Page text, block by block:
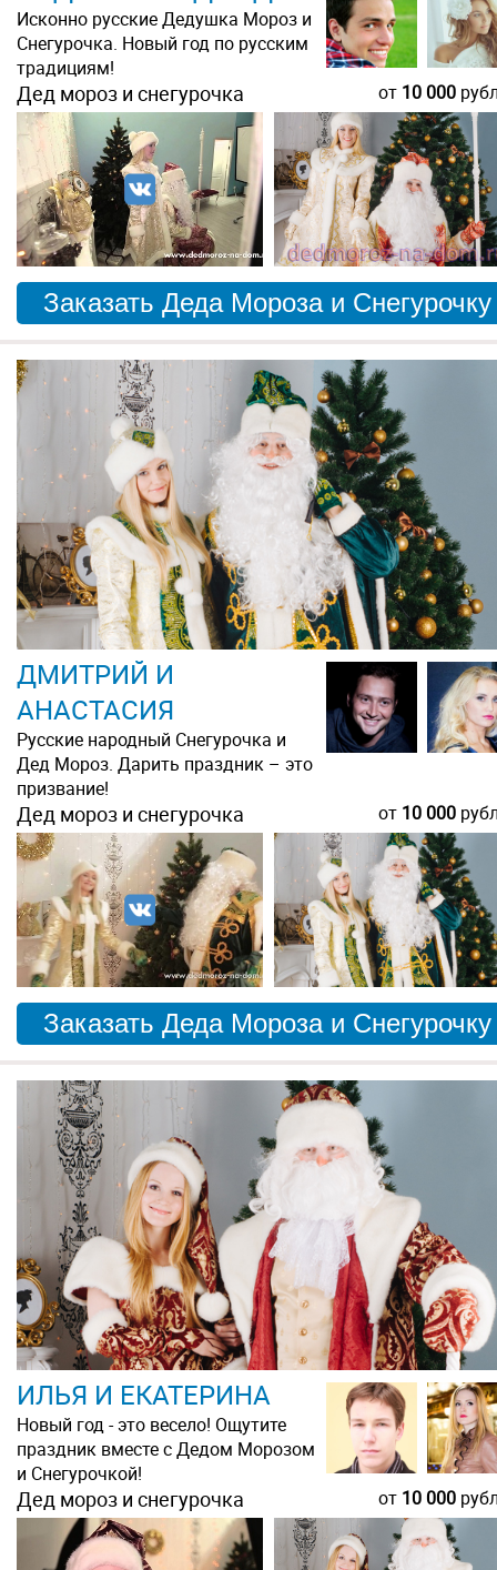
Исконно русские Дедушка Мороз и
Снегурочка. Новый год по русским
традициям!
Дед мороз и снегурочка от 10 000
Заказать Деда Мороза и Снегурочку
ДМИТРИЙ И
АНАСТАСИЯ
Русские народный Снегурочка и
Дед Мороз. Дарить праздник – это
призвание!
Дед мороз и снегурочка от 10 000
Заказать Деда Мороза и Снегурочку
ИЛЬЯ И ЕКАТЕРИНА
Новый год - это весело! Ощутите
праздник вместе с Дедом Морозом
и Снегурочкой!
Дед мороз и снегурочка от 10 000